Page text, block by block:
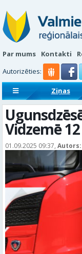
Par mums Kontakti
Autorizēties:
Ziņas
Sludinājumi
Vidzemē
01.09.2025 09:37, Autors: